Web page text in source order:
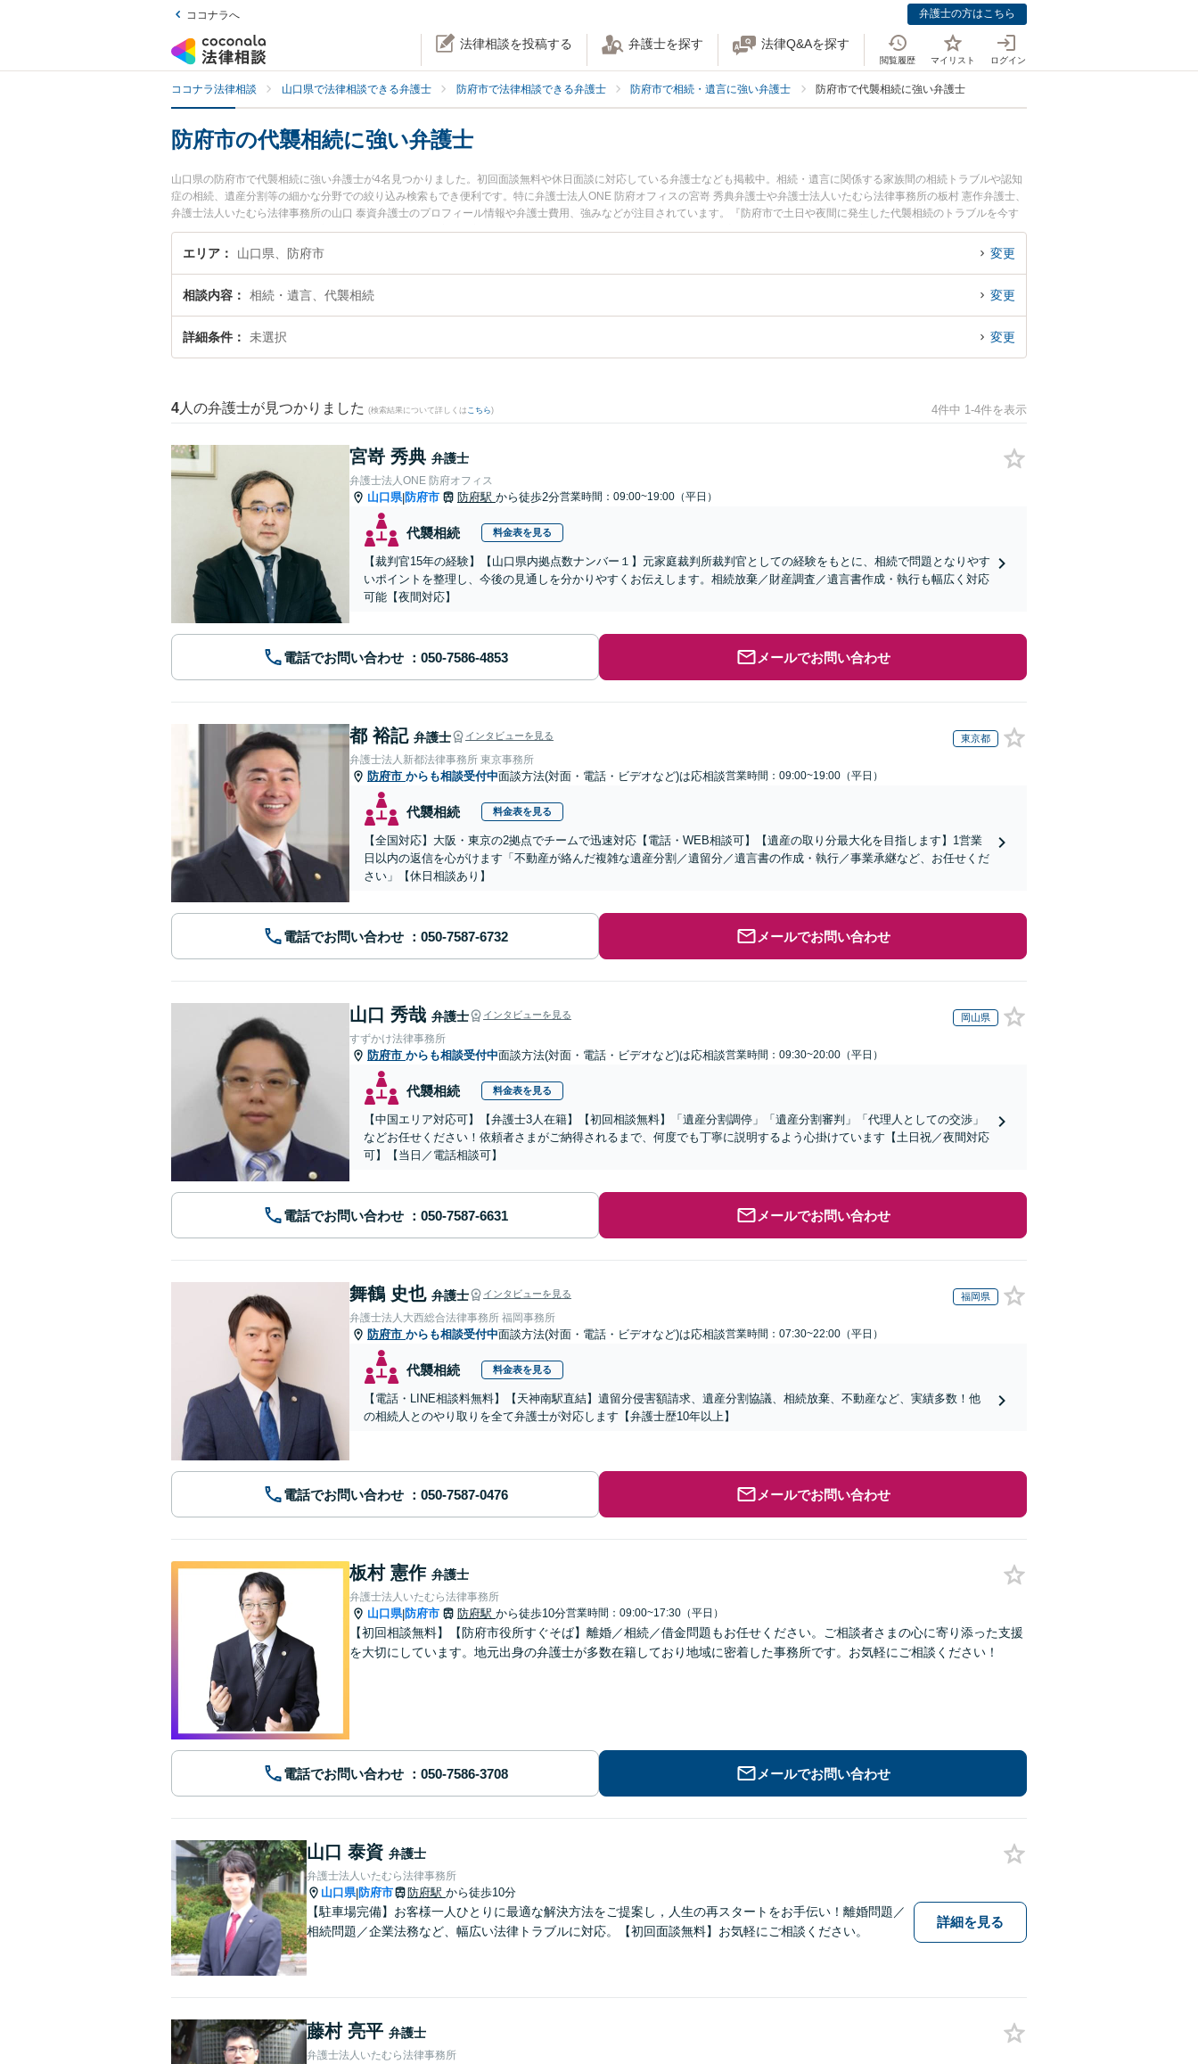
ココナラへ 弁護士の方はこちら
法律相談を投稿する 弁護士を探す 法律Q&Aを探す
閲覧履歴 マイリスト ログイン
ココナラ法律相談 山口県で法律相談できる弁護士 防府市で法律相談できる弁護士 防府市で相続・遺言に強い弁護士 防府市で代襲相続に強い弁護士
防府市の代襲相続に強い弁護士
山口県の防府市で代襲相続に強い弁護士が4名見つかりました。初回面談無料や休日面談に対応している弁護士なども掲載中。相続・遺言に関係する家族間の相続トラブルや認知
症の相続、遺産分割等の細かな分野での絞り込み検索もでき便利です。特に弁護士法人ONE 防府オフィスの宮嵜 秀典弁護士や弁護士法人いたむら法律事務所の板村 憲作弁護士、
弁護士法人いたむら法律事務所の山口 泰資弁護士のプロフィール情報や弁護士費用、強みなどが注目されています。『防府市で土日や夜間に発生した代襲相続のトラブルを今す
ぐに弁護士に相談したい』『代襲相続のトラブル解決の実績豊富な近くの弁護士を検索したい』『初回相談無料で代襲相続を法律相談できる防府市内の弁護士に相談予約したい』
などでお困りの相談者さんにおすすめです。
エリア 山口県、防府市 変更
相談内容 相続・遺言、代襲相続 変更
詳細条件 未選択 変更
4 人の弁護士が見つかりました (検索結果について詳しくは こちら) 4件中 1-4件を表示
宮嵜 秀典 弁護士
弁護士法人ONE 防府オフィス
山口県|防府市 防府駅 から徒歩2分営業時間：09:00~19:00（平日）
代襲相続 料金表を見る
【裁判官15年の経験】【山口県内拠点数ナンバー１】元家庭裁判所裁判官としての経験をもとに、相続で問題となりやす
いポイントを整理し、今後の見通しを分かりやすくお伝えします。相続放棄／財産調査／遺言書作成・執行も幅広く対応
可能【夜間対応】
電話でお問い合わせ メールでお問い合わせ
都 裕記 弁護士 インタビューを見る 東京都
弁護士法人新都法律事務所 東京事務所
防府市 からも相談受付中面談方法(対面・電話・ビデオなど)は応相談営業時間：09:00~19:00（平日）
代襲相続 料金表を見る
【全国対応】大阪・東京の2拠点でチームで迅速対応【電話・WEB相談可】【遺産の取り分最大化を目指します】1営業
日以内の返信を心がけます「不動産が絡んだ複雑な遺産分割／遺留分／遺言書の作成・執行／事業承継など、お任せくだ
さい」【休日相談あり】
電話でお問い合わせ メールでお問い合わせ
山口 秀哉 弁護士 インタビューを見る 岡山県
すずかけ法律事務所
防府市 からも相談受付中面談方法(対面・電話・ビデオなど)は応相談営業時間：09:30~20:00（平日）
代襲相続 料金表を見る
【中国エリア対応可】【弁護士3人在籍】【初回相談無料】「遺産分割調停」「遺産分割審判」「代理人としての交渉」
などお任せください！依頼者さまがご納得されるまで、何度でも丁寧に説明するよう心掛けています【土日祝／夜間対応
可】【当日／電話相談可】
電話でお問い合わせ メールでお問い合わせ
舞鶴 史也 弁護士 インタビューを見る 福岡県
弁護士法人大西総合法律事務所 福岡事務所
防府市 からも相談受付中面談方法(対面・電話・ビデオなど)は応相談営業時間：07:30~22:00（平日）
代襲相続 料金表を見る
【電話・LINE相談料無料】【天神南駅直結】遺留分侵害額請求、遺産分割協議、相続放棄、不動産など、実績多数！他
の相続人とのやり取りを全て弁護士が対応します【弁護士歴10年以上】
電話でお問い合わせ メールでお問い合わせ
板村 憲作 弁護士
弁護士法人いたむら法律事務所
山口県|防府市 防府駅 から徒歩10分営業時間：09:00~17:30（平日）
【初回相談無料】【防府市役所すぐそば】離婚／相続／借金問題もお任せください。ご相談者さまの心に寄り添った支援
を大切にしています。地元出身の弁護士が多数在籍しており地域に密着した事務所です。お気軽にご相談ください！
電話でお問い合わせ メールでお問い合わせ
山口 泰資 弁護士
弁護士法人いたむら法律事務所
山口県|防府市 防府駅 から徒歩10分
【駐車場完備】お客様一人ひとりに最適な解決方法をご提案し，人生の再スタートをお手伝い！離婚問題／
相続問題／企業法務など、幅広い法律トラブルに対応。【初回面談無料】お気軽にご相談ください。
詳細を見る
藤村 亮平 弁護士
弁護士法人いたむら法律事務所